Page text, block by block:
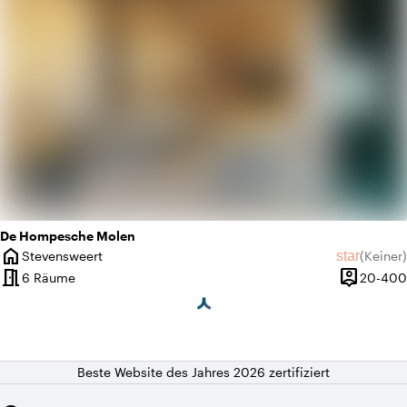
De Hompesche Molen
home
Ort
Stevensweert star(Keiner)
Keine
meeting_room6 Räume person_pin
Kapazität
20-400
Beste Website des Jahres 2026 zertifiziert